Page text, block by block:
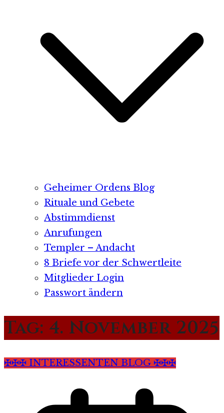
Geheimer Ordens Blog
Rituale und Gebete
Abstimmdienst
Anrufungen
Templer – Andacht
8 Briefe vor der Schwertleite
Mitglieder Login
Passwort ändern
Tag: 4. November 2025
✠✠✠ INTERESSENTEN BLOG ✠✠✠